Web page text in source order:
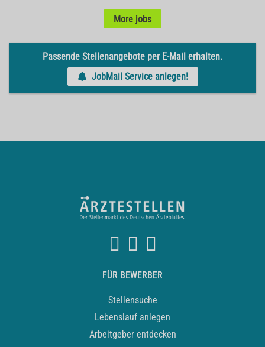
More jobs
Passende Stellenangebote per E-Mail erhalten.
JobMail Service anlegen!
FÜR BEWERBER
Stellensuche
Lebenslauf anlegen
Arbeitgeber entdecken